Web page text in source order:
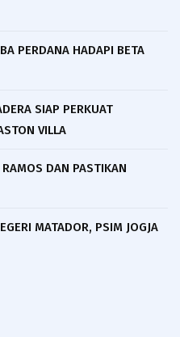
PERDANA HADAPI BETA
SIAP PERKUAT
VILLA
DAN PASTIKAN
MATADOR, PSIM JOGJA